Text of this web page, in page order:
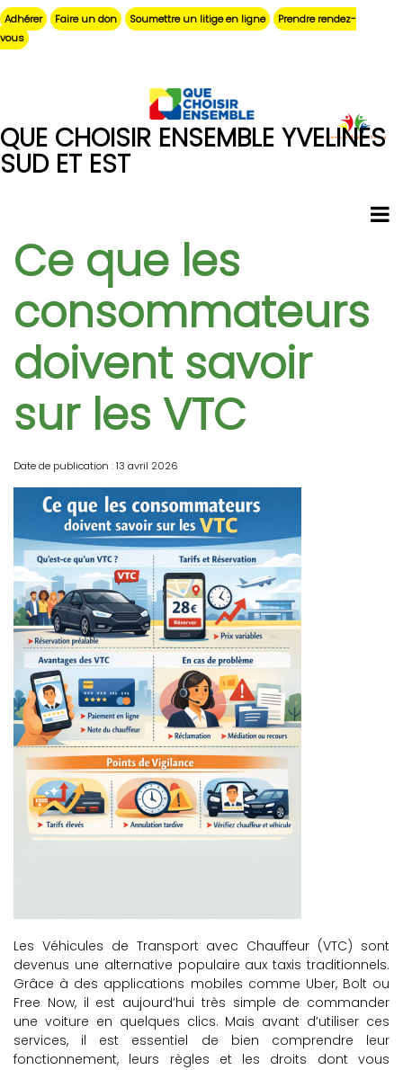
Aller
au
contenu
Adhérer Faire un don Soumettre un litige en ligne
Prendre rendez-
vous
QUE CHOISIR ENSEMBLE YVELINES
SUD ET EST
Ce que les
consommateurs
doivent savoir
sur les VTC
Date de publication : 13 avril 2026
Les Véhicules de Transport avec Chauffeur (VTC) sont
devenus une alternative populaire aux taxis traditionnels.
Grâce à des applications mobiles comme Uber, Bolt ou
Free Now, il est aujourd’hui très simple de commander
une voiture en quelques clics. Mais avant d’utiliser ces
services, il est essentiel de bien comprendre leur
fonctionnement, leurs règles et les droits dont vous